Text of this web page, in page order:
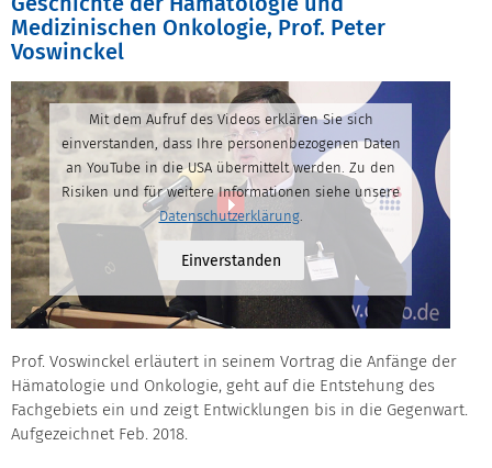
Geschichte der Hämatologie und
Medizinischen Onkologie, Prof. Peter
Voswinckel
Mit dem Aufruf des Videos erklären Sie sich
einverstanden, dass Ihre personenbezogenen Daten
an YouTube in die USA übermittelt werden. Zu den
Risiken und für weitere Informationen siehe unsere
Datenschutzerklärung.
Einverstanden
Prof. Voswinckel erläutert in seinem Vortrag die Anfänge der
Hämatologie und Onkologie, geht auf die Entstehung des
Fachgebiets ein und zeigt Entwicklungen bis in die Gegenwart.
Aufgezeichnet Feb. 2018.